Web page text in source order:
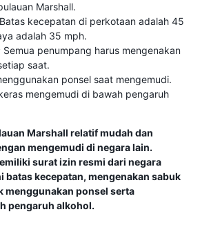
Marshall.
Batas kecepatan di perkotaan adalah 45
adalah 35 mph.
Semua penumpang harus mengenakan
saat.
ponsel saat mengemudi.
mengemudi di bawah pengaruh
Marshall relatif mudah dan
mengemudi di negara lain.
surat izin resmi dari negara
batas kecepatan, mengenakan sabuk
menggunakan ponsel serta
pengaruh alkohol.